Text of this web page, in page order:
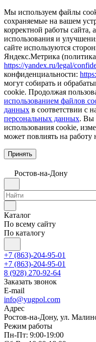
Мы используем файлы
сохраняемые на вашем
корректной работы сайта,
использования и
сайте используются
Яндекс.Метрика
https://yandex.ru/legal/
конфиденциальности:
могут собирать и
cookie. Продолжая
использованием файлов
данных в соответствии с
персональных данных. Вы
использования cookie,
может повлиять на
Принять
Ростов-на-Дону
Каталог
По всему сайту
По каталогу
+7 (863)-204-95-01
+7 (863)-204-95-01
8 (928) 270-92-64
Заказать звонок
E-mail
info@yugpol.com
Адрес
Ростов-на-Дону, ул.
Режим работы
Пн-Пт: 9:00-19:00